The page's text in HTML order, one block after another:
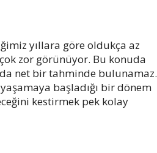
yıllara göre oldukça az
zor görünüyor. Bu konuda
net bir tahminde bulunamaz.
başladığı bir dönem
kestirmek pek kolay